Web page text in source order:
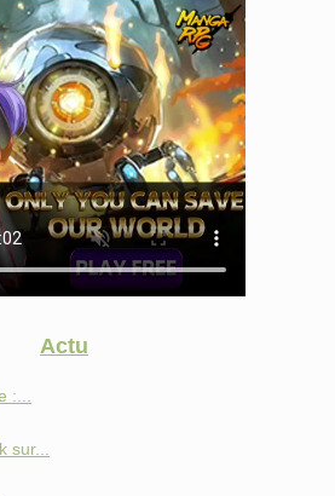
Actu
:...
sur...